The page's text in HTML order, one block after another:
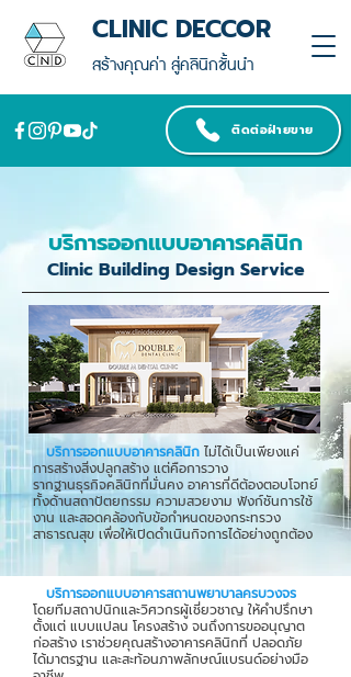
สร้างคุณค่า สู่คลินิกชั้นนำ
CLINIC DECCOR
ติดต่อฝ่ายขาย
บริการออกแบบอาคารคลินิก
Clinic Building Design Service
บริการออกแบบอาคารคลินิก ไม่ได้เป็นเพียงแค่
การสร้างสิ่งปลูกสร้าง แต่คือการวาง
รากฐานธุรกิจคลินิกที่มั่นคง อาคารที่ดีต้องตอบโจทย์
ทั้งด้านสถาปัตยกรรม ความสวยงาม ฟังก์ชันการใช้
งาน และสอดคล้องกับข้อกำหนดของกระทรวง
สาธารณสุข เพื่อให้เปิดดำเนินกิจการได้อย่างถูกต้อง
บริการออกแบบอาคารสถานพยาบาลครบวงจร
โดยทีมสถาปนิกและวิศวกรผู้เชี่ยวชาญ ให้คำปรึกษา
ตั้งแต่ แบบแปลน โครงสร้าง จนถึงการขออนุญาต
ก่อสร้าง เราช่วยคุณสร้างอาคารคลินิกที่ ปลอดภัย
ได้มาตรฐาน และสะท้อนภาพลักษณ์แบรนด์อย่างมือ